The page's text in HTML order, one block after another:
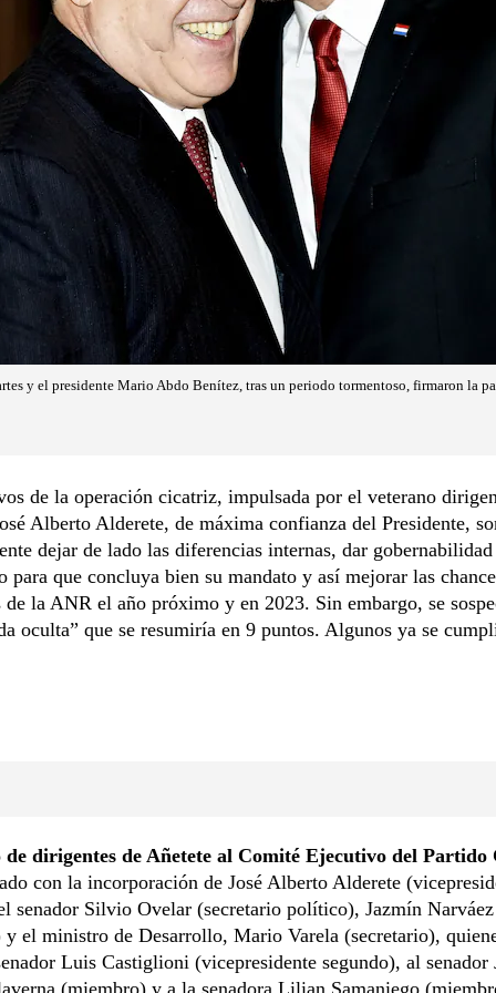
y el presidente Mario Abdo Benítez, tras un periodo tormentoso, firmaron la
de la operación cicatriz, impulsada por el veterano
Alberto Alderete, de máxima confianza del Presidente,
dejar de lado las diferencias internas, dar
para que concluya bien su mandato y así mejorar las
de la ANR el año próximo y en 2023. Sin embargo, se
oculta” que se resumiría en 9 puntos. Algunos ya se
de dirigentes de Añetete al Comité Ejecutivo del Partido
con la incorporación de José Alberto Alderete
senador Silvio Ovelar (secretario político), Jazmín Narváez
el ministro de Desarrollo, Mario Varela (secretario),
Luis Castiglioni (vicepresidente segundo), al senador
(miembro) y a la senadora Lilian Samaniego